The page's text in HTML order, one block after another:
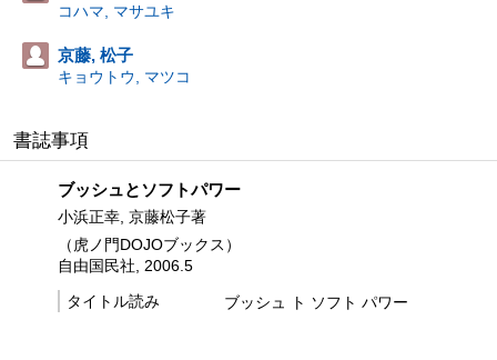
コハマ, マサユキ
京藤, 松子
キョウトウ, マツコ
書誌事項
ブッシュとソフトパワー
小浜正幸, 京藤松子著
（虎ノ門DOJOブックス）
自由国民社, 2006.5
タイトル読み
ブッシュ ト ソフト パワー